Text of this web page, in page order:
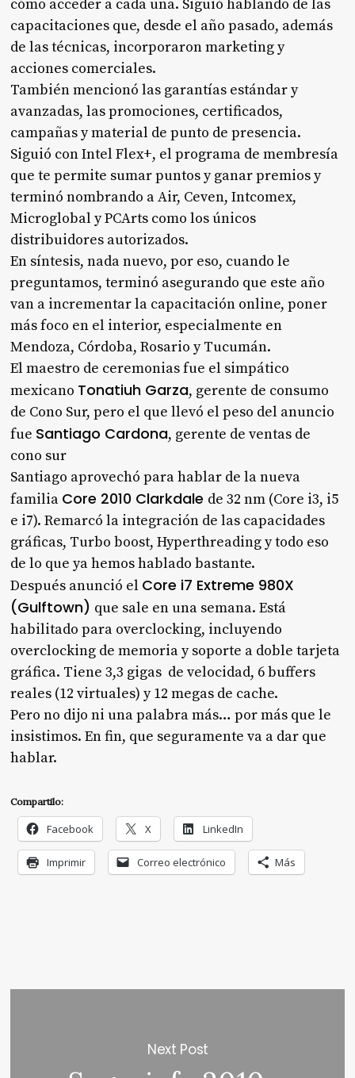
cómo acceder a cada una. Siguió hablando de las
capacitaciones que, desde el año pasado, además
de las técnicas, incorporaron marketing y
acciones comerciales.
También mencionó las garantías estándar y
avanzadas, las promociones, certificados,
campañas y material de punto de presencia.
Siguió con Intel Flex+, el programa de membresía
que te permite sumar puntos y ganar premios y
terminó nombrando a Air, Ceven, Intcomex,
Microglobal y PCArts como los únicos
distribuidores autorizados.
En síntesis, nada nuevo, por eso, cuando le
preguntamos, terminó asegurando que este año
van a incrementar la capacitación online, poner
más foco en el interior, especialmente en
Mendoza, Córdoba, Rosario y Tucumán.
El maestro de ceremonias fue el simpático
mexicano Tonatiuh Garza, gerente de consumo
de Cono Sur, pero el que llevó el peso del anuncio
fue Santiago Cardona, gerente de ventas de
cono sur
Santiago aprovechó para hablar de la nueva
familia Core 2010 Clarkdale de 32 nm (Core i3, i5
e i7). Remarcó la integración de las capacidades
gráficas, Turbo boost, Hyperthreading y todo eso
de lo que ya hemos hablado bastante.
Después anunció el Core i7 Extreme 980X
(Gulftown) que sale en una semana. Está
habilitado para overclocking, incluyendo
overclocking de memoria y soporte a doble tarjeta
gráfica. Tiene 3,3 gigas de velocidad, 6 buffers
reales (12 virtuales) y 12 megas de cache.
Pero no dijo ni una palabra más… por más que le
insistimos. En fin, que seguramente va a dar que
hablar.
Compartilo:
Facebook X LinkedIn
Imprimir Correo electrónico Más
Next Post